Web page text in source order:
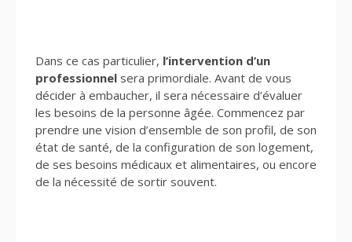
Dans ce cas particulier, l’intervention d’un
professionnel sera primordiale. Avant de vous
décider à embaucher, il sera nécessaire d’évaluer
les besoins de la personne âgée. Commencez par
prendre une vision d’ensemble de son profil, de son
état de santé, de la configuration de son logement,
de ses besoins médicaux et alimentaires, ou encore
de la nécessité de sortir souvent.